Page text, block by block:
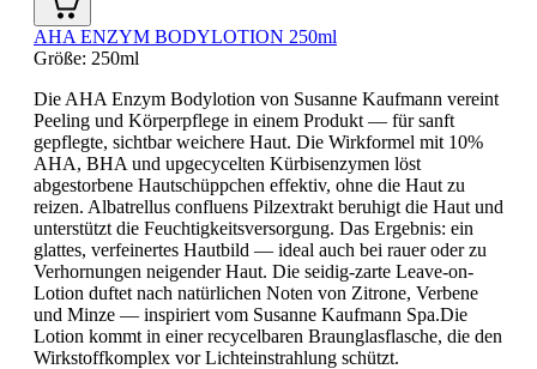
AHA ENZYM BODYLOTION 250ml
Größe: 250ml
Die AHA Enzym Bodylotion von Susanne Kaufmann vereint
Peeling und Körperpflege in einem Produkt — für sanft
gepflegte, sichtbar weichere Haut. Die Wirkformel mit 10%
AHA, BHA und upgecycelten Kürbisenzymen löst
abgestorbene Hautschüppchen effektiv, ohne die Haut zu
reizen. Albatrellus confluens Pilzextrakt beruhigt die Haut und
unterstützt die Feuchtigkeitsversorgung. Das Ergebnis: ein
glattes, verfeinertes Hautbild — ideal auch bei rauer oder zu
Verhornungen neigender Haut. Die seidig-zarte Leave-on-
Lotion duftet nach natürlichen Noten von Zitrone, Verbene
und Minze — inspiriert vom Susanne Kaufmann Spa.Die
Lotion kommt in einer recycelbaren Braunglasflasche, die den
Wirkstoffkomplex vor Lichteinstrahlung schützt.